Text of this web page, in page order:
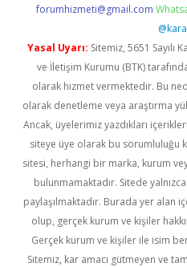
forumhizmeti@gmail.com
Yasal Uyarı: Sitemiz, 5651 Sayılı
ve İletişim Kurumu (BTK)
olarak hizmet vermektedir. Bu
olarak denetleme veya araştırma
Ancak, üyelerimiz yazdıkları
siteye üye olarak bu sorumluluğu
sitesi, herhangi bir marka, kurum
bulunmamaktadır. Sitede
paylaşılmaktadır. Burada yer alan
olup, gerçek kurum ve kişiler
Gerçek kurum ve kişiler ile isim
Sitemiz, kar amacı gütmeyen ve